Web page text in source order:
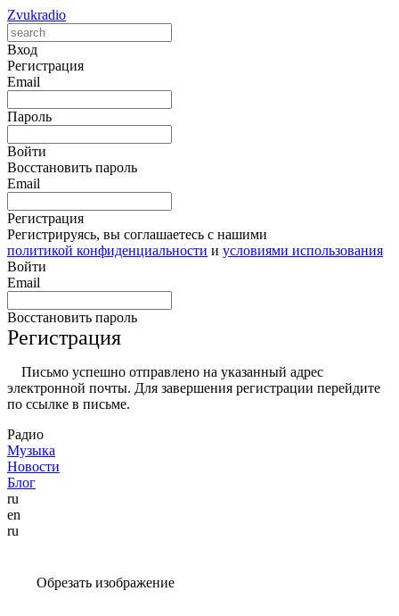
Zvukradio
Вход
Регистрация
Email
Пароль
Войти
Восстановить пароль
Email
Регистрация
Регистрируясь, вы соглашаетесь с нашими
политикой конфиденциальности и условиями использования
Войти
Email
Восстановить пароль
Регистрация
Письмо успешно отправлено на указанный адрес
электронной почты. Для завершения регистрации перейдите
по ссылке в письме.
Радио
Музыка
Новости
Блог
ru
en
ru
Обрезать изображение